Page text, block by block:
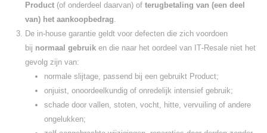
Product (of onderdeel daarvan) of terugbetaling van (een deel
van) het aankoopbedrag.
De in-house garantie geldt voor defecten die zich voordoen
bij normaal gebruik en die naar het oordeel van IT‑Resale niet het
gevolg zijn van:
normale slijtage, passend bij een gebruikt Product;
onjuist, onoordeelkundig of onredelijk intensief gebruik;
schade door vallen, stoten, vocht, hitte, vervuiling of andere
ongelukken;